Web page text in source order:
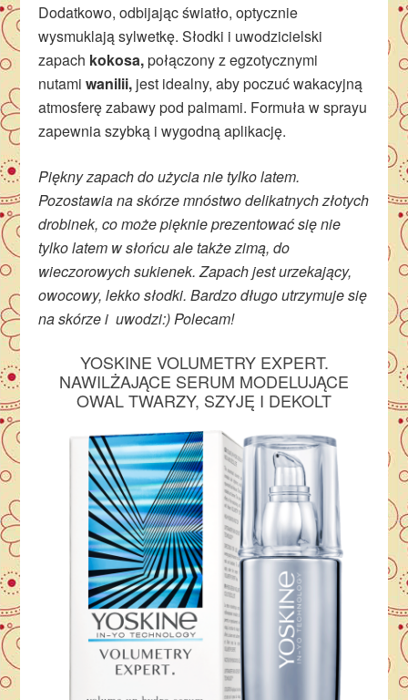
Dodatkowo, odbijając światło, optycznie
wysmuklają sylwetkę. Słodki i uwodzicielski
zapach kokosa,połączony z egzotycznymi
nutamiwanilii, jest idealny, aby poczuć wakacyjną
atmosferę zabawy pod palmami. Formuła w sprayu
zapewnia szybką i wygodną aplikację.
Piękny zapach do użycia nie tylko latem.
Pozostawia na skórze mnóstwo delikatnych złotych
drobinek, co może pięknie prezentować się nie
tylko latem w słońcu ale także zimą, do
wieczorowych sukienek. Zapach jest urzekający,
owocowy, lekko słodki. Bardzo długo utrzymuje się
na skórze i uwodzi:) Polecam!
YOSKINE VOLUMETRY EXPERT.
NAWILŻAJĄCE SERUM MODELUJĄCE
OWAL TWARZY, SZYJĘ I DEKOLT